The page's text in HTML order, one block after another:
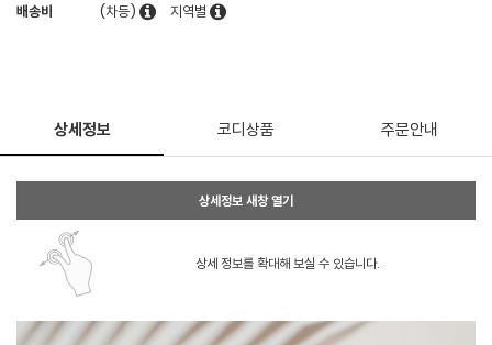
배송비 (차등) 지역별
상세정보 코디상품 주문안내
상세정보 새창 열기
상세 정보를 확대해 보실 수 있습니다.